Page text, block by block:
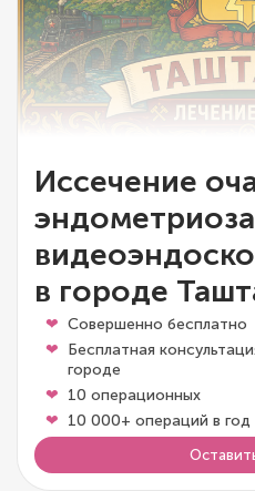
Иссечение
в городе
Совершенно бесплатно
Бесплатная
городе
10 операционных
10 000+ операций в год